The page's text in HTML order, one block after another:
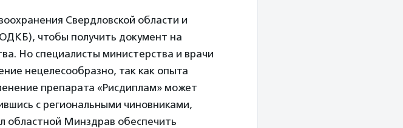
Свердловской области и
чтобы получить документ на
Но специалисты министерства и врачи
нецелесообразно, так как опыта
препарата «Рисдиплам» может
с региональными чиновниками,
областной Минздрав обеспечить